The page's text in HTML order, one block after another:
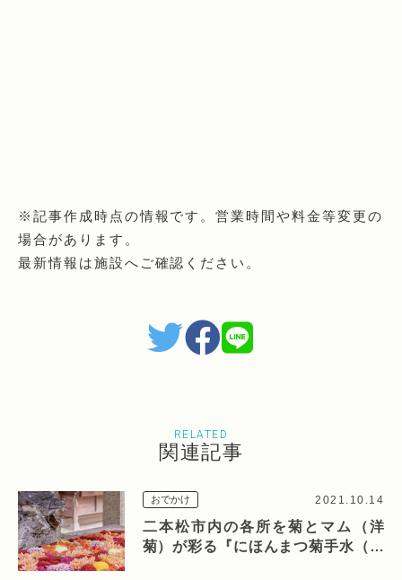
※記事作成時点の情報です。営業時間や料金等変更の
場合があります。
最新情報は施設へご確認ください。
RELATED
関連記事
おでかけ 2021.10.14
二本松市内の各所を菊とマム（洋
菊）が彩る『にほんまつ菊手水（き